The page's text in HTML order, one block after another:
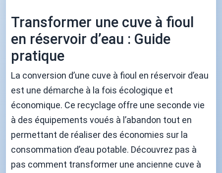
Transformer une cuve à fioul
en réservoir d’eau : Guide
pratique
La conversion d’une cuve à fioul en réservoir d’eau
est une démarche à la fois écologique et
économique. Ce recyclage offre une seconde vie
à des équipements voués à l’abandon tout en
permettant de réaliser des économies sur la
consommation d’eau potable. Découvrez pas à
pas comment transformer une ancienne cuve à